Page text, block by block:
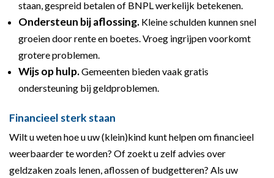
staan, gespreid betalen of BNPL werkelijk betekenen.
Ondersteun bij aflossing. Kleine schulden kunnen snel
groeien door rente en boetes. Vroeg ingrijpen voorkomt
grotere problemen.
Wijs op hulp.Gemeenten bieden vaak gratis
ondersteuning bij geldproblemen.
Financieel sterk staan
Wilt u weten hoe u uw (klein)kind kunt helpen om financieel
weerbaarder te worden? Of zoekt u zelf advies over
geldzaken zoals lenen, aflossen of budgetteren? Als uw